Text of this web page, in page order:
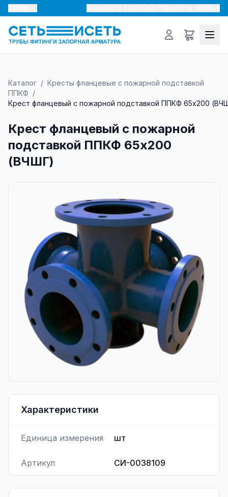
Каталог / Кресты фланцевые с пожарной подставкой
ППКФ /
Крест фланцевый с пожарной подставкой ППКФ 65х200
Крест фланцевый с пожарной
подставкой ППКФ 65х200
(ВЧШГ)
Характеристики
Единица измерения шт
Артикул СИ-0038109